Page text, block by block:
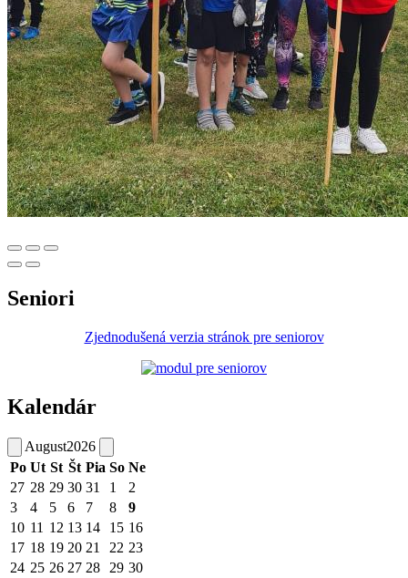
Seniori
Zjednodušená verzia stránok pre seniorov
Kalendár
August2026
Po Ut St Št Pia So Ne
27 28 29 30 31 1
2
3
4 5 6 7 8
9
10 11 12 13 14 15 16
17 18 19 20 21 22 23
24 25 26 27 28 29 30